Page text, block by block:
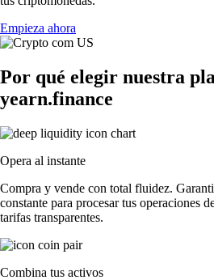
Empieza ahora
Por qué elegir nuestra
yearn.finance
Opera al instante
Compra y vende con total fluidez.
constante para procesar tus operaciones
tarifas transparentes.
Combina tus activos